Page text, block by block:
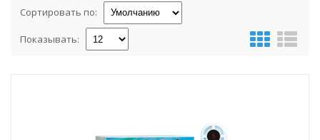
Сортировать по:
Показывать: